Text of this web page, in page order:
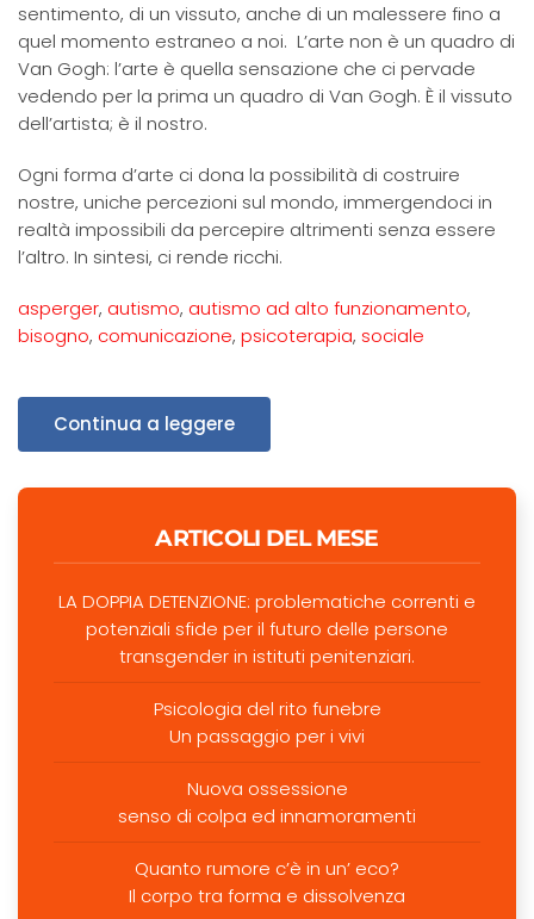
sentimento, di un vissuto, anche di un malessere fino a
quel momento estraneo a noi. L’arte non è un quadro di
Van Gogh: l’arte è quella sensazione che ci pervade
vedendo per la prima un quadro di Van Gogh. È il vissuto
dell’artista; è il nostro.
Ogni forma d’arte ci dona la possibilità di costruire
nostre, uniche percezioni sul mondo, immergendoci in
realtà impossibili da percepire altrimenti senza essere
l’altro. In sintesi, ci rende ricchi.
asperger, autismo, autismo ad alto funzionamento,
bisogno, comunicazione, psicoterapia, sociale
Continua a leggere
ARTICOLI DEL MESE
LA DOPPIA DETENZIONE: problematiche correnti e
potenziali sfide per il futuro delle persone
transgender in istituti penitenziari.
Psicologia del rito funebre
Un passaggio per i vivi
Nuova ossessione
senso di colpa ed innamoramenti
Quanto rumore c’è in un’ eco?
Il corpo tra forma e dissolvenza